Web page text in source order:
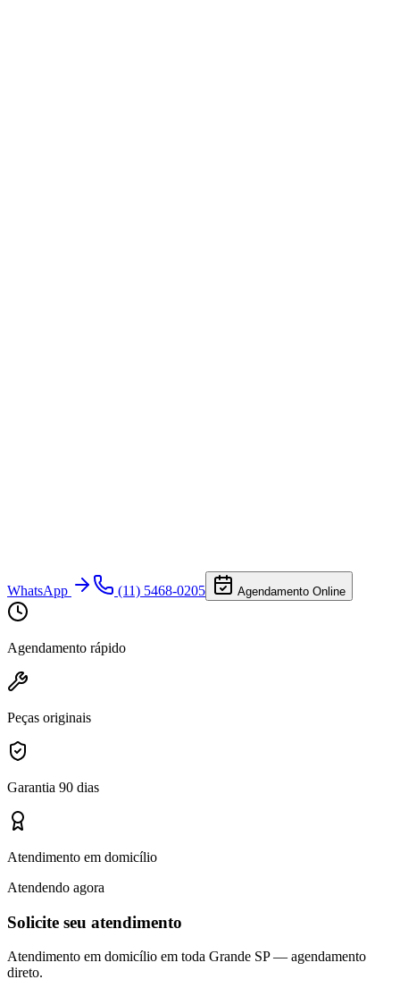
WhatsApp (11) 5468-0205 Agendamento Online
Agendamento rápido
Peças originais
Garantia 90 dias
Atendimento em domicílio
Atendendo agora
Solicite seu atendimento
Atendimento em domicílio em toda Grande SP — agendamento
direto.